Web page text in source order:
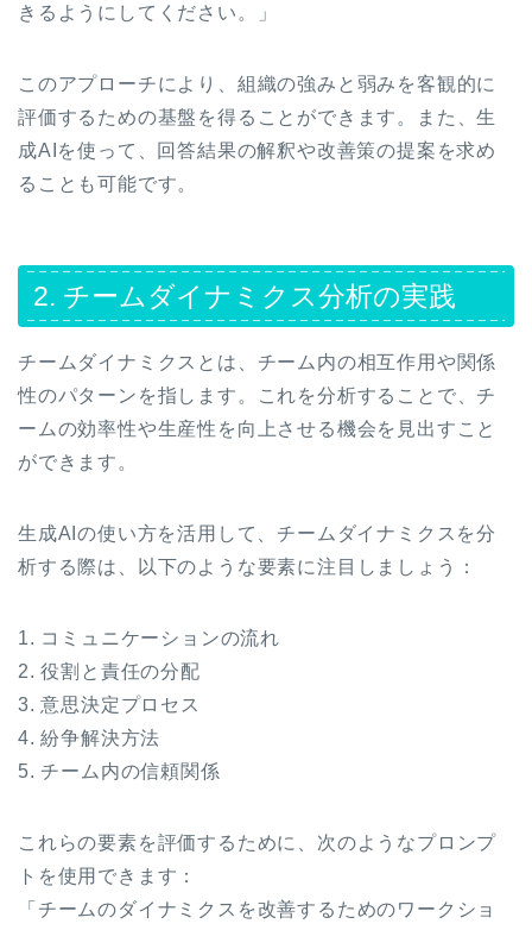
きるようにしてください。」
このアプローチにより、組織の強みと弱みを客観的に
評価するための基盤を得ることができます。また、生
成AIを使って、回答結果の解釈や改善策の提案を求め
ることも可能です。
2. チームダイナミクス分析の実践
チームダイナミクスとは、チーム内の相互作用や関係
性のパターンを指します。これを分析することで、チ
ームの効率性や生産性を向上させる機会を見出すこと
ができます。
生成AIの使い方を活用して、チームダイナミクスを分
析する際は、以下のような要素に注目しましょう：
1. コミュニケーションの流れ
2. 役割と責任の分配
3. 意思決定プロセス
4. 紛争解決方法
5. チーム内の信頼関係
これらの要素を評価するために、次のようなプロンプ
トを使用できます：
「チームのダイナミクスを改善するためのワークショ